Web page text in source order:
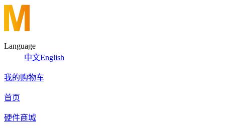
Language
中文English
我的购物车
首页
硬件商城